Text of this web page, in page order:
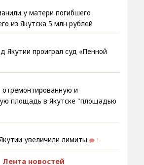
у матери погибшего
из Якутска 5 млн рублей
Якутии проиграл суд «Пенной
отремонтированную и
площадь в Якутске "площадью
увеличили лимиты 1
Лента новостей